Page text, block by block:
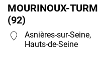
MOURINOUX-TURM
(92)
Asnières-sur-Seine,
Hauts-de-Seine